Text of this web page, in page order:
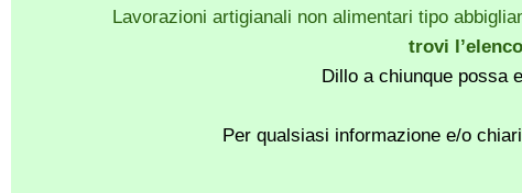
Lavorazioni artigianali non alimentari tipo
trovi l’elenco
Dillo a chiunque possa
Per qualsiasi informazione e/o